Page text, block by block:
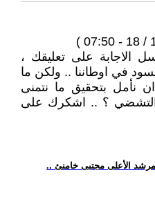
الاجابة على تعليقك ،
في اوطاننا .. ولكن ما
نأمل بتحقيق ما نتمنى
التشضي ؟ .. اشكرك على
الأعلى مجتبى خامنئ